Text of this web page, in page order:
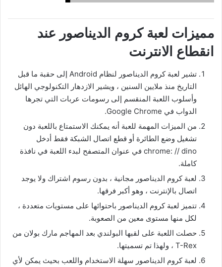
مميزات لعبة كروم الديناصور عند
انقطاع الانترنت
تشير لعبة كروم الديناصور لنظام Android إلى حقبة ما قبل
التاريخ منذ ملايين السنين ، ويشير الازدهار التكنولوجي الهائل
وأسلوب اللعبة المنقسم إلى رسومات عربات التي تجرها
الدواب في Google Chrome.
من الميزات المهمة للعبة أنه يمكنك الاستمتاع باللعبة دون
تشغيل وضع الطائرة أو قطع اتصال الشبكة فقط أدخل
chrome: // dino في عنوان المتصفح لبدء اللعبة في نافذة
كاملة.
لعبة كروم الديناصور مجانية ، بدون رسوم اشتراك ولا يوجد
اتصال بالإنترنت ، وهو أكبر فرقها.
تتميز لعبة كروم الديناصور باحتوائها على مستويات متعددة ،
لكل منها مستوى معين من الصعوبة.
حصلت اللعبة على لقبها البولندي بعد المهاجم مارك بولان من
T-Rex ، ولهذا تم تسميتها.
لعبة كروم الديناصور سهلة الاستخدام واللعب بحيث يمكن لأي